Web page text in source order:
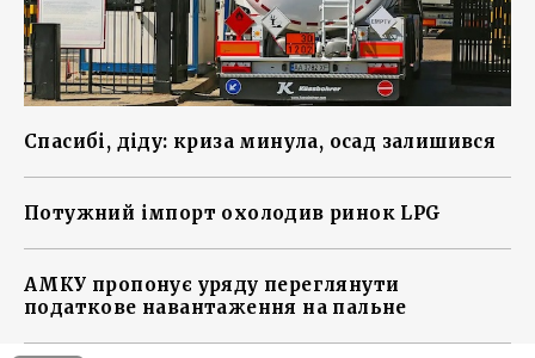
Спасибі, діду: криза минула, осад залишився
Потужний імпорт охолодив ринок LPG
АМКУ пропонує уряду переглянути
податкове навантаження на пальне